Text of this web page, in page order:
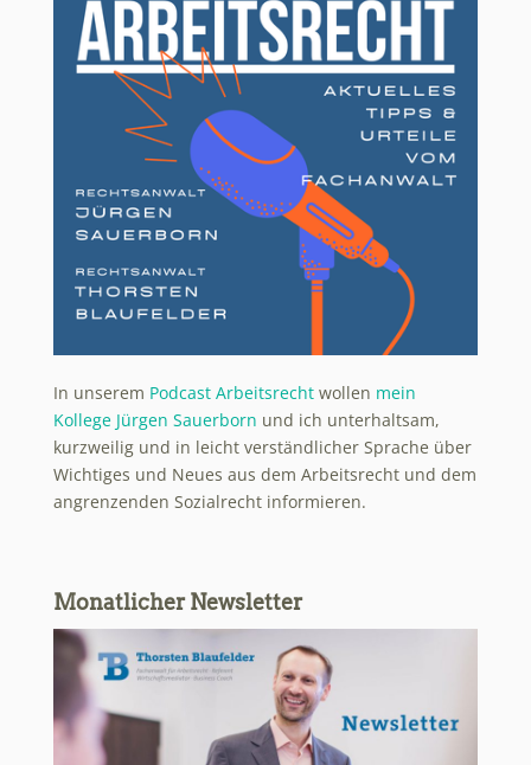
In unserem Podcast Arbeitsrechtwollen mein
Kollege Jürgen Sauerborn und ich unterhaltsam,
kurzweilig und in leicht verständlicher Sprache über
Wichtiges und Neues aus dem Arbeitsrecht und dem
angrenzenden Sozialrecht informieren.
Monatlicher Newsletter